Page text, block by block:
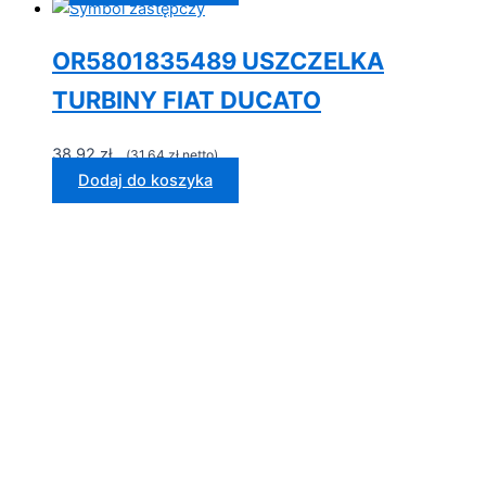
OR5801835489 USZCZELKA
TURBINY FIAT DUCATO
38,92zł ...(31,64złnetto)...
Dodaj do koszyka